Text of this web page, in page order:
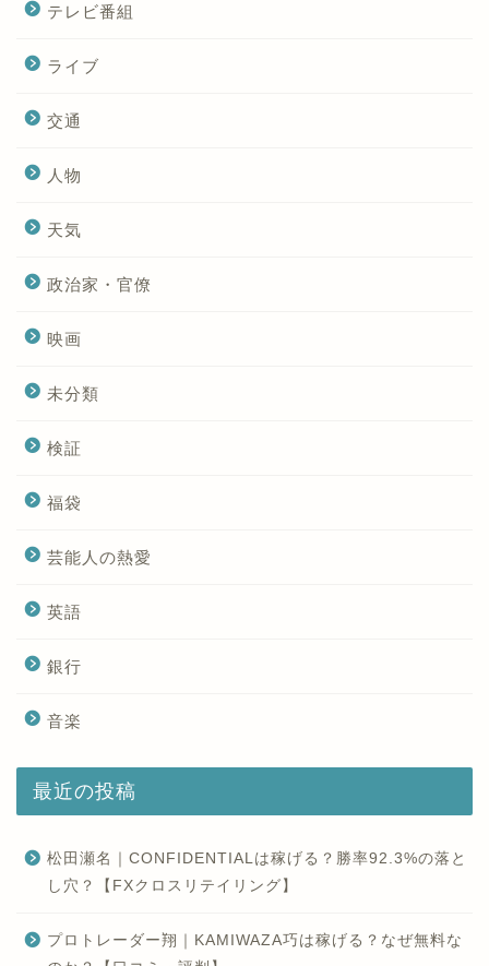
テレビ番組
ライブ
交通
人物
天気
政治家・官僚
映画
未分類
検証
福袋
芸能人の熱愛
英語
銀行
音楽
最近の投稿
松田瀬名｜CONFIDENTIALは稼げる？勝率92.3%の落と
し穴？【FXクロスリテイリング】
プロトレーダー翔｜KAMIWAZA巧は稼げる？なぜ無料な